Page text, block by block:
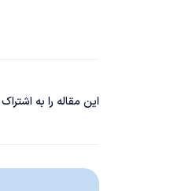
این مقاله را به